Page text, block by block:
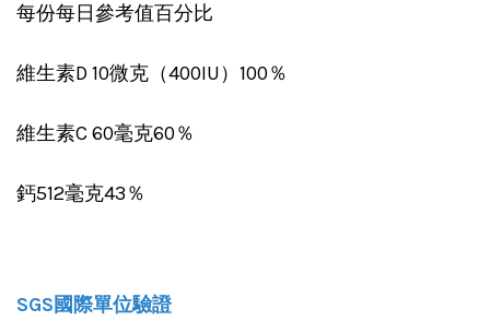
每份每日參考值百分比
維生素D 10微克（400IU）100％
維生素C 60毫克60％
鈣512毫克43％
SGS國際單位驗證